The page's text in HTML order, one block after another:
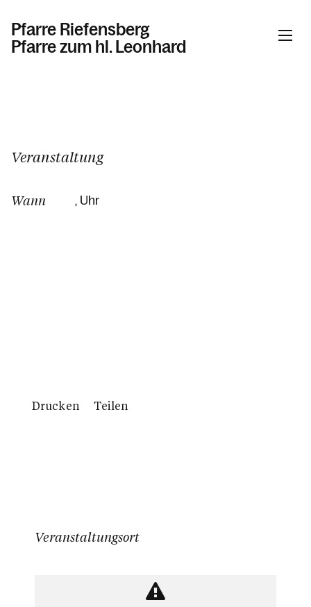
Pfarre Riefensberg
Pfarre zum hl. Leonhard
Kalender
Personen
Veranstaltung
Wann , Uhr
Drucken Teilen
Veranstaltungsort